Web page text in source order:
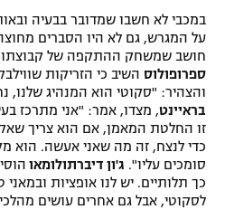
במכבי לא חשבו שמדובר בבעיה
על המגרש, גם לא היו הסברים
חושב שמשחק ההתקפה של קבוצתו
ספרופולוס השיב כי הזריקות
והצהיר: "סקוטי הוא המנהיג שלנו,
בראיינט, מצדו, אמר: "אני מתרכז
זו החלטת המאמן, אם הוא צריך
כדי לנצח, זה מה שאני אעשה. הוא
סומכים עליו". ג'ון דיברתולומאו
כך תלותיים. יש לנו אופציות
לסקוטי, אבל גם אחרים עושים